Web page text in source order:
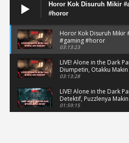
Horor Kok Disuruh Mikir
#horor
Horor Kok Disuruh Mikir
#gaming #horor
03:13:23
LIVE! Alone in the Dark
Diumpetin, Otakku Makin
03:13:28
LIVE! Alone in the Dark
Detektif, Puzzlenya
01:59:15